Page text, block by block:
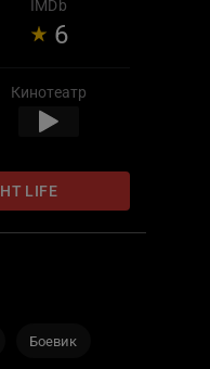
знакомому
группу
прячет
смелую попытку
IMDb
6
Кинотеатр
LIFE
Боевик